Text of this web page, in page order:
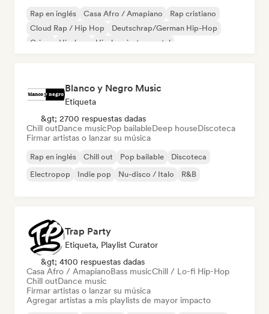
Rap en inglés Casa Afro / Amapiano
Rap cristiano
Cloud Rap / Hip Hop
Deutschrap/German Hip-Hop
Grime
Hip-hop Hip-hop instrumental
Blanco y Negro Music
Etiqueta
&gt; 2700 respuestas dadas
Chill outDance musicPop bailableDeep houseDiscoteca
Firmar artistas o lanzar su música
Rap en inglés Chill out Pop bailable
Discoteca
Electropop
Indie pop Nu-disco / Italo R&B
Trap Party
Etiqueta, Playlist Curator
&gt; 4100 respuestas dadas
Casa Afro / AmapianoBass musicChill / Lo-fi Hip-Hop
Chill outDance music
Firmar artistas o lanzar su música
Agregar artistas a mis playlists de mayor impacto